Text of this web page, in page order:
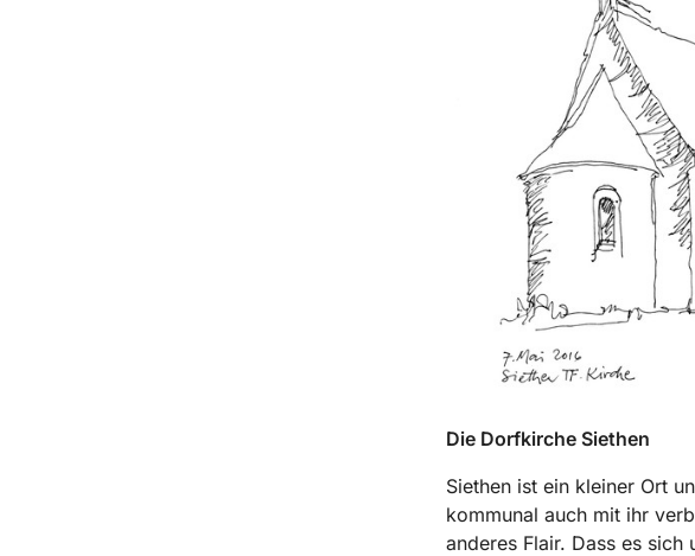
Die Dorfkirche Siethen
Siethen ist ein kleiner Ort
kommunal auch mit ihr
anderes Flair. Dass es